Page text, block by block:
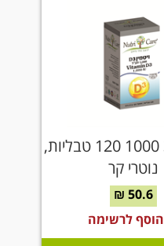
ויטמין די 3 1000 120 טבליות,
נוטרי קר
50.6 ₪
הוסף לרשימה